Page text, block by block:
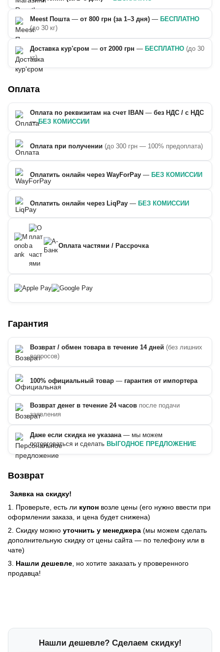
Meest Пошта— от 800 грн (за 1–3 дня) — БЕСПЛАТНО
(до 30 кг)
Доставка кур'єром — от 2000 грн — БЕСПЛАТНО (до 30
кг)
Оплата
Оплата по реквизитам на счет IBAN — без НДС / с НДС
—БЕЗ КОМИССИИ
Оплата при получении (до 300 грн — 100% предоплата)
Оплатить онлайн через WayForPay — БЕЗ КОМИССИИ
Оплатить онлайн через LiqPay — БЕЗ КОМИССИИ
Оплата частями / Рассрочка
Гарантия
Возврат / обмен товара в течение 14 дней (без лишних
вопросов)
100% официальный товар — гарантия от импортера
Возврат денег в течение 24 часов после подачи
заявления
Даже если скидка не указана— мы можем
поторговаться и сделать ВЫГОДНОЕ ПРЕДЛОЖЕНИЕ
Возврат
Заявка на скидку!
1. Проверьте, есть ли купон возле цены (его нужно ввести при
оформлении заказа, и цена будет снижена)
2. Скидку можно уточнить у менеджера (мы можем сделать
дополнительную скидку от цены сайта — по телефону или в
чате)
3. Нашли дешевле, но хотите заказать у проверенного
продавца!
Нашли дешевле? Сделаем скидку!